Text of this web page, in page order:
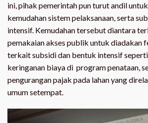
ini, pihak pemerintah pun turut andil
kemudahan sistem pelaksanaan, serta
intensif. Kemudahan tersebut diantara
pemakaian akses publik untuk diadakan
terkait subsidi dan bentuk intensif
keringanan biaya di program penataan,
pengurangan pajak pada lahan yang
umum setempat.